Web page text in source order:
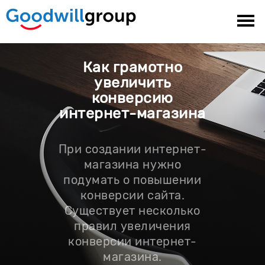
Как грамотно
увеличить
конверсию
интернет-магазина
При создании интернет-
магазина нужно
подумать о повышении
конверсии сайта.
Существует несколько
правил увеличения
конверсии интернет-
магазина.